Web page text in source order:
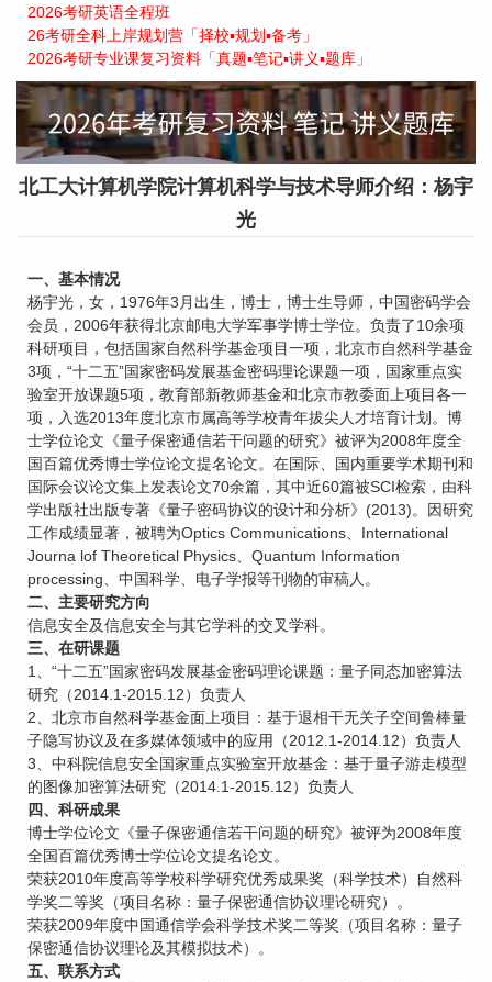
2026考研英语全程班
26考研全科上岸规划营「择校▪规划▪备考」
2026考研专业课复习资料「真题▪笔记▪讲义▪题库」
北工大计算机学院计算机科学与技术导师介绍：杨宇
光
一、基本情况
杨宇光，女，1976年3月出生，博士，博士生导师，中国密码学会
会员，2006年获得北京邮电大学军事学博士学位。负责了10余项
科研项目，包括国家自然科学基金项目一项，北京市自然科学基金
3项，“十二五”国家密码发展基金密码理论课题一项，国家重点实
验室开放课题5项，教育部新教师基金和北京市教委面上项目各一
项，入选2013年度北京市属高等学校青年拔尖人才培育计划。博
士学位论文《量子保密通信若干问题的研究》被评为2008年度全
国百篇优秀博士学位论文提名论文。在国际、国内重要学术期刊和
国际会议论文集上发表论文70余篇，其中近60篇被SCI检索，由科
学出版社出版专著《量子密码协议的设计和分析》(2013)。因研究
工作成绩显著，被聘为Optics Communications、International
Journa lof Theoretical Physics、Quantum Information
processing、中国科学、电子学报等刊物的审稿人。
二、主要研究方向
信息安全及信息安全与其它学科的交叉学科。
三、在研课题
1、“十二五”国家密码发展基金密码理论课题：量子同态加密算法
研究（2014.1-2015.12）负责人
2、北京市自然科学基金面上项目：基于退相干无关子空间鲁棒量
子隐写协议及在多媒体领域中的应用（2012.1-2014.12）负责人
3、中科院信息安全国家重点实验室开放基金：基于量子游走模型
的图像加密算法研究（2014.1-2015.12）负责人
四、科研成果
博士学位论文《量子保密通信若干问题的研究》被评为2008年度
全国百篇优秀博士学位论文提名论文。
荣获2010年度高等学校科学研究优秀成果奖（科学技术）自然科
学奖二等奖（项目名称：量子保密通信协议理论研究）。
荣获2009年度中国通信学会科学技术奖二等奖（项目名称：量子
保密通信协议理论及其模拟技术）。
五、联系方式